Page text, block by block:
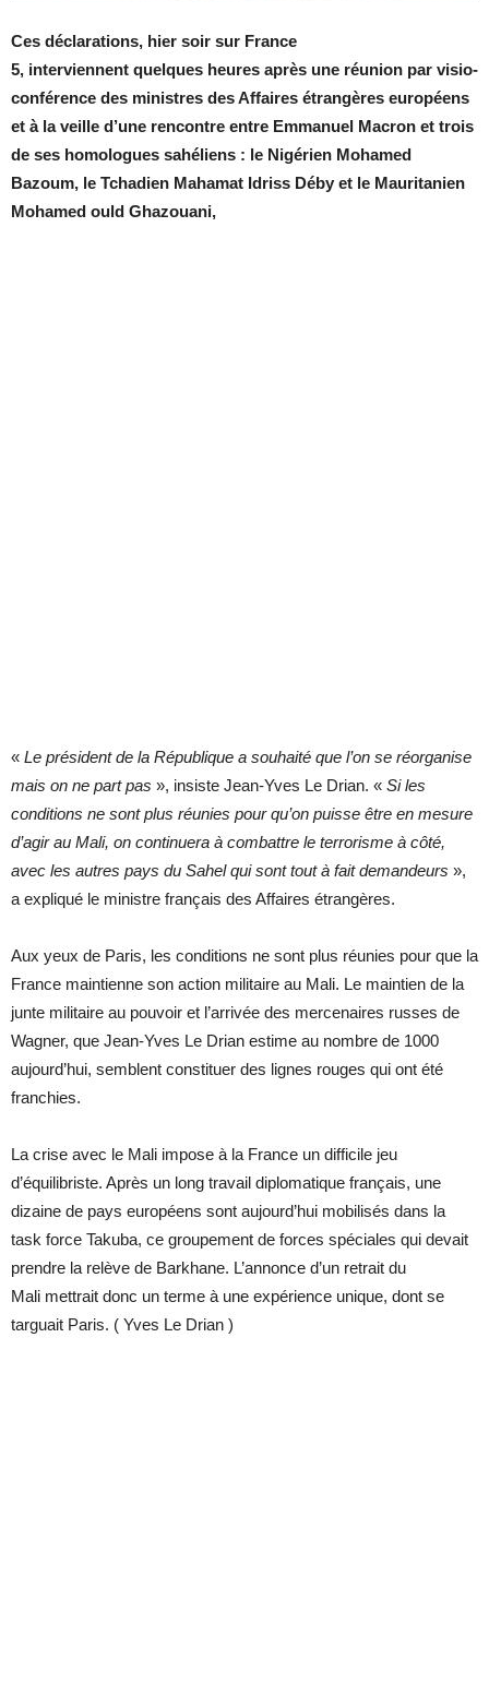
Ces déclarations, hier soir sur France
5, interviennent quelques heures après une réunion par visio-
conférence des ministres des Affaires étrangères européens
et à la veille d’une rencontre entre Emmanuel Macron et trois
de ses homologues sahéliens : le Nigérien Mohamed
Bazoum, le Tchadien Mahamat Idriss Déby et le Mauritanien
Mohamed ould Ghazouani,
« Le président de la République a souhaité que l’on se réorganise
mais on ne part pas », insiste Jean-Yves Le Drian. « Si les
conditions ne sont plus réunies pour qu’on puisse être en mesure
d’agir au Mali, on continuera à combattre le terrorisme à côté,
avec les autres pays du Sahel qui sont tout à fait demandeurs »,
a expliqué le ministre français des Affaires étrangères.
Aux yeux de Paris, les conditions ne sont plus réunies pour que la
France maintienne son action militaire au Mali. Le maintien de la
junte militaire au pouvoir et l’arrivée des mercenaires russes de
Wagner, que Jean-Yves Le Drian estime au nombre de 1000
aujourd’hui, semblent constituer des lignes rouges qui ont été
franchies.
La crise avec le Mali impose à la France un difficile jeu
d’équilibriste. Après un long travail diplomatique français, une
dizaine de pays européens sont aujourd’hui mobilisés dans la
task force Takuba, ce groupement de forces spéciales qui devait
prendre la relève de Barkhane. L’annonce d’un retrait du
Mali mettrait donc un terme à une expérience unique, dont se
targuait Paris. ( Yves Le Drian )